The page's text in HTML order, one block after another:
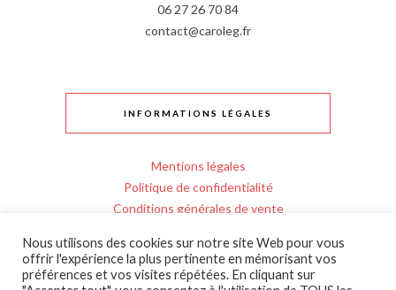
06 27 26 70 84
contact@caroleg.fr
INFORMATIONS LÉGALES
Mentions légales
Politique de confidentialité
Conditions générales de vente
Personnes en situation de handicap
Entrée en formation
Nous utilisons des cookies sur notre site Web pour vous
offrir l'expérience la plus pertinente en mémorisant vos
préférences et vos visites répétées. En cliquant sur